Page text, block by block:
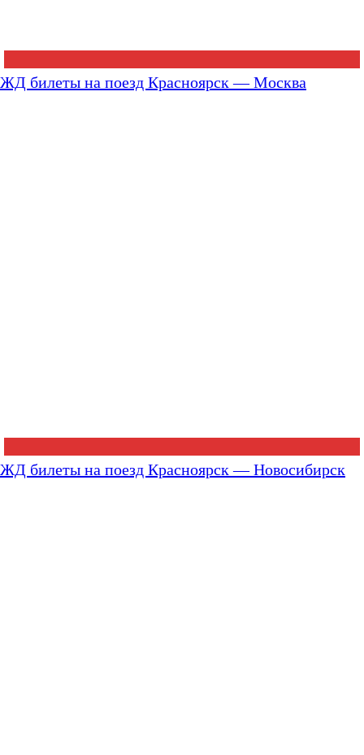
ЖД билеты на поезд Красноярск — Москва
ЖД билеты на поезд Красноярск — Новосибирск